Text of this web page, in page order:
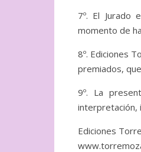
7º. El Jurado
momento de
8º. Ediciones
premiados,
9º. La
interpretación,
Ediciones